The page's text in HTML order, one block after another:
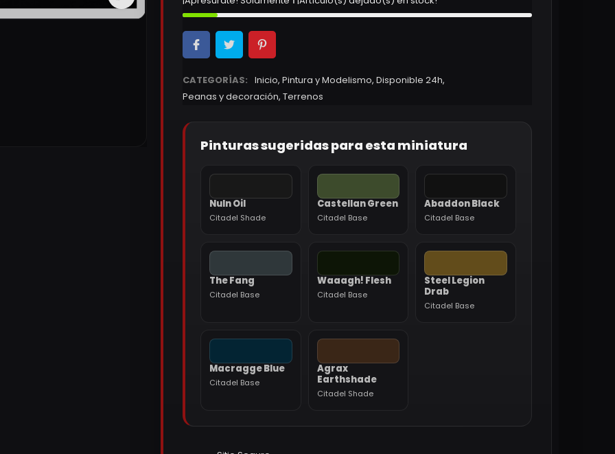
CATEGORÍAS: Inicio, Pintura y Modelismo, Disponible 24h,
Peanas y decoración, Terrenos
Pinturas sugeridas para esta miniatura
Nuln Oil
Citadel Shade
Castellan Green
Citadel Base
Abaddon Black
Citadel Base
The Fang
Citadel Base
Waaagh! Flesh
Citadel Base
Steel Legion
Drab
Citadel Base
Macragge Blue
Citadel Base
Agrax
Earthshade
Citadel Shade